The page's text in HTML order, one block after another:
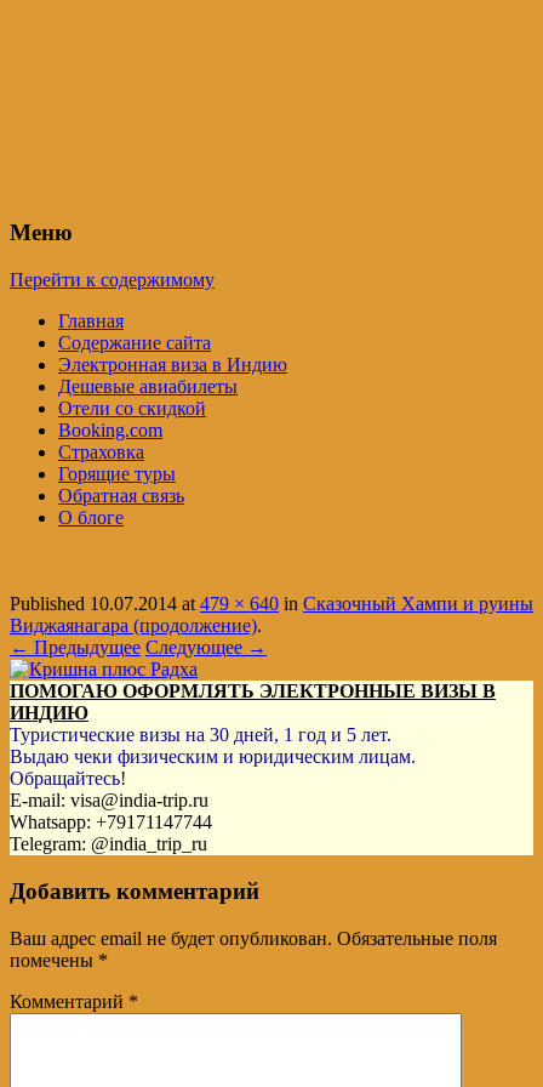
Меню
Перейти к содержимому
Главная
Содержание сайта
Электронная виза в Индию
Дешевые авиабилеты
Отели со скидкой
Booking.com
Страховка
Горящие туры
Обратная связь
О блоге
Published 10.07.2014 at479 × 640 in Сказочный Хампи и руины
Виджаянагара (продолжение).
← Предыдущее Следующее →
ПОМОГАЮ ОФОРМЛЯТЬ ЭЛЕКТРОННЫЕ ВИЗЫ В
ИНДИЮ
Туристические визы на 30 дней, 1 год и 5 лет.
Выдаю чеки физическим и юридическим лицам.
Обращайтесь!
E-mail: visa@india-trip.ru
Whatsapp: +79171147744
Telegram: @india_trip_ru
Добавить комментарий
Ваш адрес email не будет опубликован. Обязательные поля
помечены *
Комментарий *